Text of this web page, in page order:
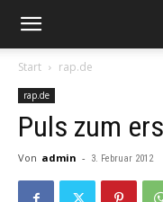
Start rap.de
rap.de
Puls zum
Von admin - 3. Februar 2012